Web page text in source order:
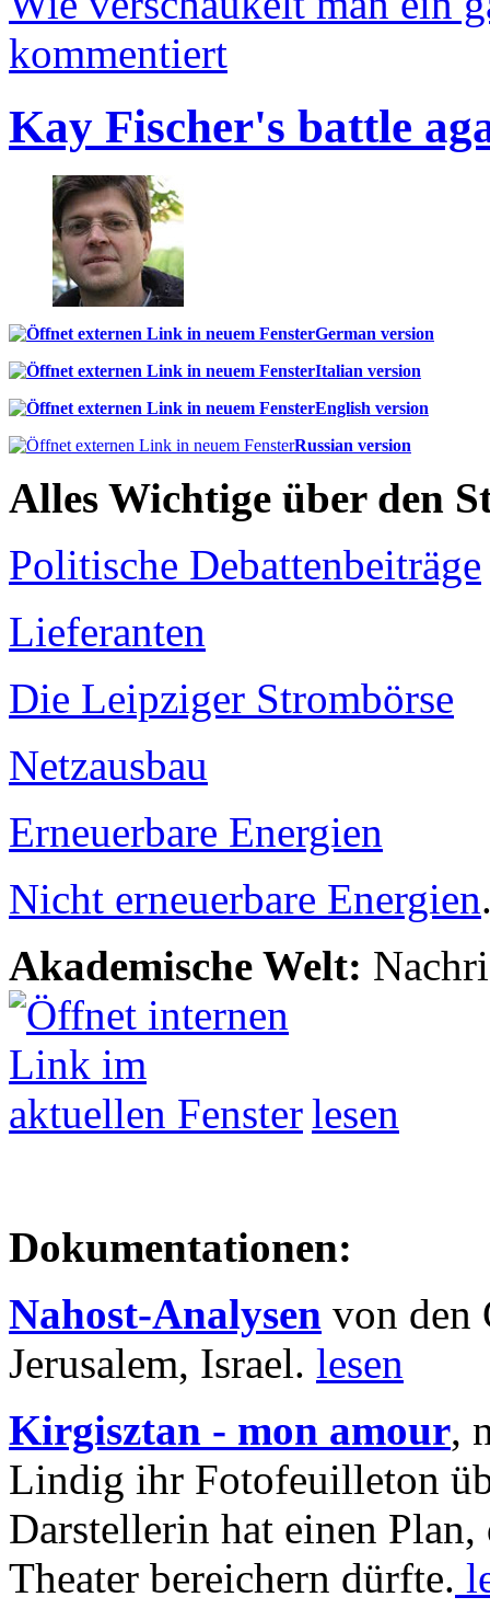
kommentiert
Kay Fischer's battle
German version
Italian version
English version
Russian version
Alles Wichtige über den
Politische Debattenbeiträge
Lieferanten
Die Leipziger Strombörse
Netzausbau
Erneuerbare Energien
Nicht erneuerbare Energien
Akademische Welt:
lesen
Dokumentationen:
Nahost-Analysen von den
Jerusalem, Israel. lesen
Kirgisztan - mon amour,
Lindig ihr Fotofeuilleton
Darstellerin hat einen Plan,
Theater bereichern dürfte.